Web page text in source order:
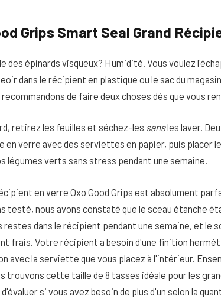
Grips Smart Seal Grand
des épinards visqueux? Humidité. Vous voulez
dans le récipient en plastique ou le sac du
de faire deux choses dès que vous
retirez les feuilles et séchez-les sansles laver.
en verre avec des serviettes en papier, puis placer
légumes verts sans stress pendant une semaine.
en verre Oxo Good Grips est absolument
testé, nous avons constaté que le sceau étanche
restes dans le récipient pendant une semaine, et le
frais. Votre récipient a besoin d'une finition
avec la serviette que vous placez à l'intérieur.
trouvons cette taille de 8 tasses idéale pour les
si vous avez besoin de plus d'un selon la